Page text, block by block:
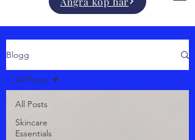
Blogg
All Posts
Skincare
Essentials
All Posts